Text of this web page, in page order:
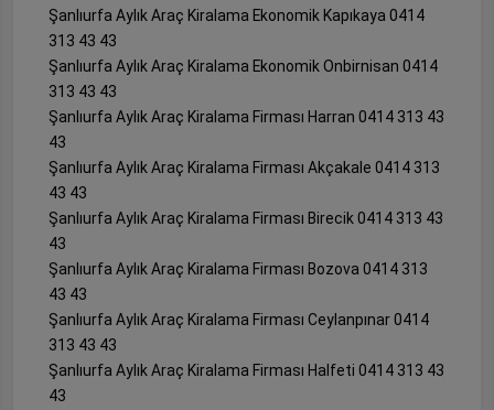
Şanlıurfa Aylık Araç Kiralama Ekonomik Kapıkaya 0414
313 43 43
Şanlıurfa Aylık Araç Kiralama Ekonomik Onbirnisan 0414
313 43 43
Şanlıurfa Aylık Araç Kiralama Firması Harran 0414 313 43
43
Şanlıurfa Aylık Araç Kiralama Firması Akçakale 0414 313
43 43
Şanlıurfa Aylık Araç Kiralama Firması Birecik 0414 313 43
43
Şanlıurfa Aylık Araç Kiralama Firması Bozova 0414 313
43 43
Şanlıurfa Aylık Araç Kiralama Firması Ceylanpınar 0414
313 43 43
Şanlıurfa Aylık Araç Kiralama Firması Halfeti 0414 313 43
43